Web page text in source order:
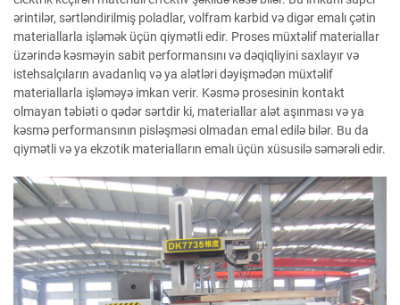
ərintilər, sərtləndirilmiş poladlar, volfram karbid və digər emalı çətin
materiallarla işləmək üçün qiymətli edir. Proses müxtəlif materiallar
üzərində kəsməyin sabit performansını və dəqiqliyini saxlayır və
istehsalçıların avadanlıq və ya alətləri dəyişmədən müxtəlif
materiallarla işləməyə imkan verir. Kəsmə prosesinin kontakt
olmayan təbiəti o qədər sərtdir ki, materiallar alət aşınması və ya
kəsmə performansının pisləşməsi olmadan emal edilə bilər. Bu da
qiymətli və ya ekzotik materialların emalı üçün xüsusilə səmərəli edir.